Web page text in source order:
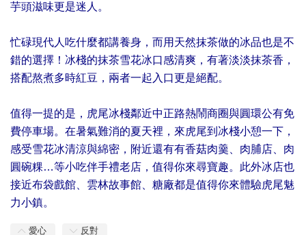
芋頭滋味更是迷人。
忙碌現代人吃什麼都講養身，而用天然抹茶做的冰品也是不
錯的選擇！冰棧的抹茶雪花冰口感清爽，有著淡淡抹茶香，
搭配熬煮多時紅豆，兩者一起入口更是絕配。
值得一提的是，虎尾冰棧鄰近中正路熱鬧商圈與圓環公有免
費停車場。在暑氣難消的夏天裡，來虎尾到冰棧小憩一下，
感受雪花冰清涼與綿密，附近還有有香菇肉羹、肉脯店、肉
圓碗粿…等小吃伴手禮老店，值得你來尋寶趣。此外冰店也
接近布袋戲館、雲林故事館、糖廠都是值得你來體驗虎尾魅
力小鎮。
愛心 反對